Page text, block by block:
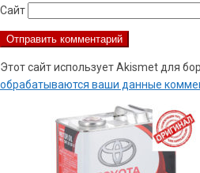
Сайт
Этот сайт использует Akismet для
обрабатываются ваши данные